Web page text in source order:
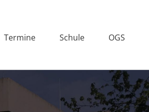
Termine Schule OGS